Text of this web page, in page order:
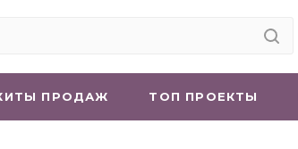
ПРОДАЖ ТОП ПРОЕКТЫ